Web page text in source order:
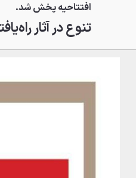
افتتاحیه پخش شد.
تنوع در آثار